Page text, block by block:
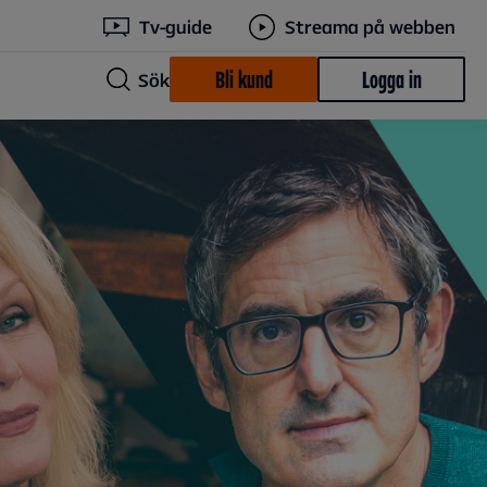
Tv-guide Streama på webben
Sök Bli kund Logga in